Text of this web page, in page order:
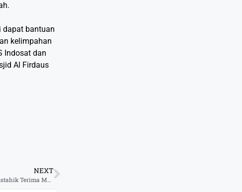
dapat bantuan
kelimpahan
Indosat dan
Al Firdaus
NEXT
Ramadan, 61.828 Mustahik Terima Manfaat dari LAZ Harapan Dhuafa